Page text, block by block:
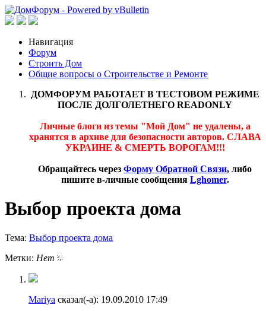
Навигация
Форум
Строить Дом
Общие вопросы о Строительстве и Ремонте
ДОМФОРУМ РАБОТАЕТ В ТЕСТОВОМ РЕЖИМЕ
ПОСЛЕ ДОЛГОЛЕТНЕГО READONLY
Личные блоги из темы "Мой Дом" не удалены, а
хранятся в архиве для безопасности авторов. СЛАВА
УКРАИНЕ & СМЕРТЬ ВОРОГАМ!!!
Обращайтесь через Форму Обратной Связи, либо
пишите в-личные сообщения Lghomer.
Выбор проекта дома
Тема: Выбор проекта дома
Метки: Нет
Mariya сказал(-а): 19.09.2010 17:49